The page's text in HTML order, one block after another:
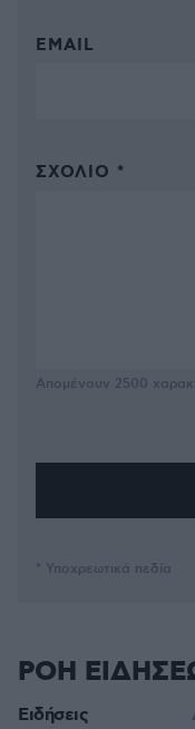
EMAIL
ΣΧΌΛΙΟ *
Απομένουν 2500
* Υποχρεωτικά πεδία
ΡΟΗ
Ειδήσεις